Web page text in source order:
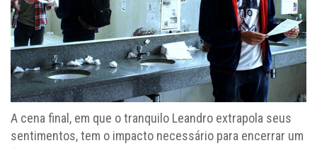
A cena final, em que o tranquilo Leandro extrapola seus
sentimentos, tem o impacto necessário para encerrar um